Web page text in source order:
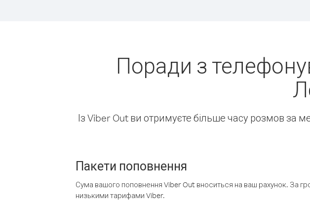
Поради з
Із Viber Out ви отримуєте більше часу розмов за
Пакети поповнення
Сума вашого поповнення Viber Out вноситься на ваш рахунок. За
низькими тарифами Viber.